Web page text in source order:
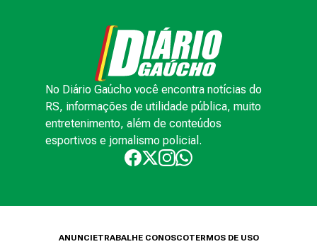
No Diário Gaúcho você encontra notícias do
RS, informações de utilidade pública, muito
entretenimento, além de conteúdos
esportivos e jornalismo policial.
ANUNCIETRABALHE CONOSCOTERMOS DE USO